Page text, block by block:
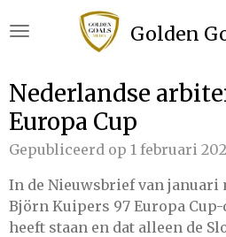
direct
de
hoofdinhoud
Golden
Nederlandse
Europa Cup
Gepubliceerd op 1 februari
In de Nieuwsbrief van januari
Björn Kuipers 97 Europa
heeft staan en dat alleen de